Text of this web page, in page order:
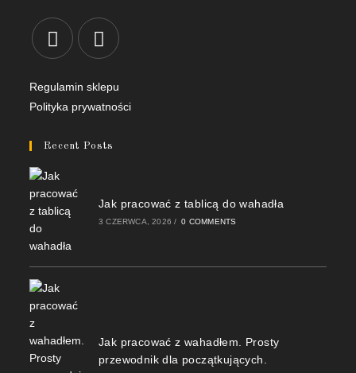
Regulamin sklepu
Polityka prywatności
Recent Posts
Jak pracować z tablicą do wahadła
3 CZERWCA, 2026 / 0 COMMENTS
Jak pracować z wahadłem. Prosty
przewodnik dla początkujących.